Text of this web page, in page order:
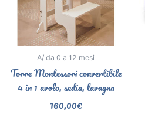
A/ da 0 a 12 mesi
Torre Montessori convertibile
4 in 1 avolo, sedia, lavagna
160,00€